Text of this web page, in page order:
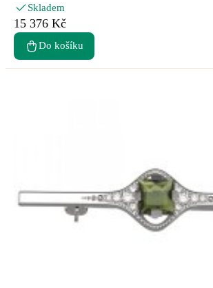
Skladem
15 376 Kč
Do košíku